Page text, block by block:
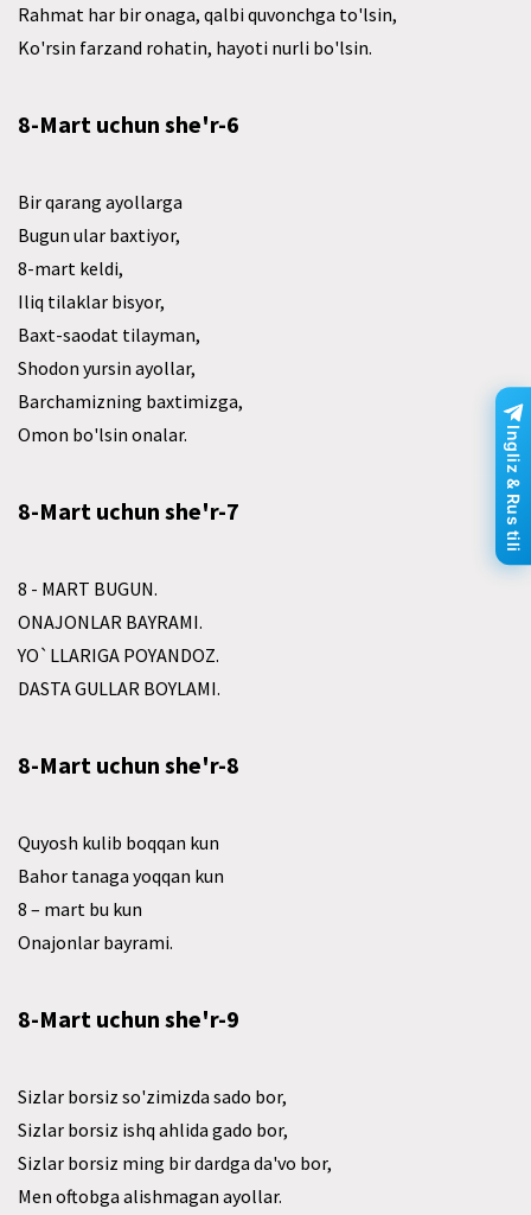
Rahmat har bir onaga, qalbi quvonchga to'lsin,
Ko'rsin farzand rohatin, hayoti nurli bo'lsin.
8-Mart uchun she'r-6
Bir qarang ayollarga
Bugun ular baxtiyor,
8-mart keldi,
Iliq tilaklar bisyor,
Baxt-saodat tilayman,
Shodon yursin ayollar,
Barchamizning baxtimizga,
Omon bo'lsin onalar.
8-Mart uchun she'r-7
8 - MART BUGUN.
ONAJONLAR BAYRAMI.
YO`LLARIGA POYANDOZ.
DASTA GULLAR BOYLAMI.
8-Mart uchun she'r-8
Quyosh kulib boqqan kun
Bahor tanaga yoqqan kun
8 – mart bu kun
Onajonlar bayrami.
8-Mart uchun she'r-9
Sizlar borsiz so'zimizda sado bor,
Sizlar borsiz ishq ahlida gado bor,
Sizlar borsiz ming bir dardga da'vo bor,
Men oftobga alishmagan ayollar.
Ingliz & Rus tili